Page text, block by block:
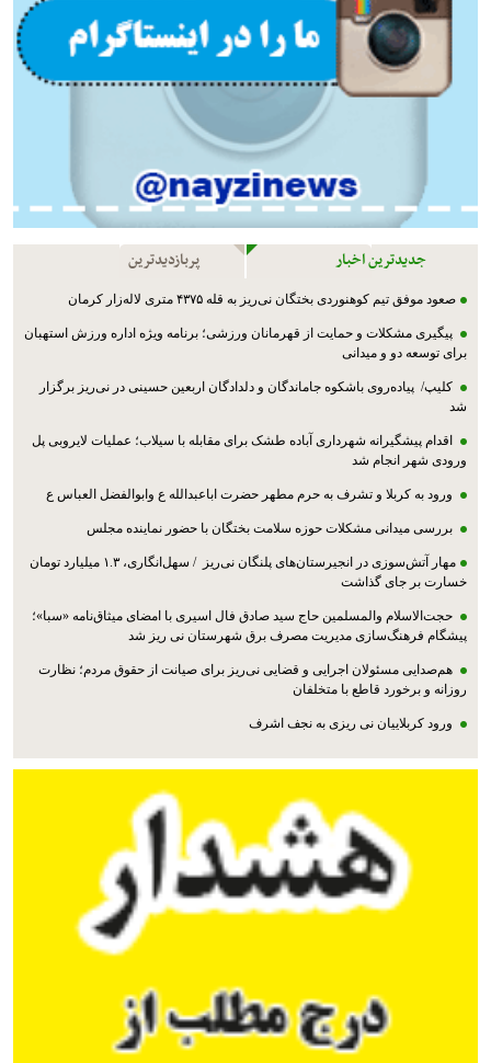
جدیدترین اخبار پربازدیدترین
صعود موفق تیم کوهنوردی بختگان نی‌ریز به قله ۴۳۷۵ متری لاله‌زار کرمان
پیگیری مشکلات و حمایت از قهرمانان ورزشی؛ برنامه ویژه اداره ورزش استهبان
برای توسعه دو و میدانی
کلیپ/ پیاده‌روی باشکوه جاماندگان و دلدادگان اربعین حسینی در نی‌ریز برگزار
شد
اقدام پیشگیرانه شهرداری آباده طشک برای مقابله با سیلاب؛ عملیات لایروبی پل
ورودی شهر انجام شد
ورود به کربلا و تشرف به حرم مطهر حضرت اباعبدالله ع وابوالفضل العباس ع
بررسی میدانی مشکلات حوزه سلامت بختگان با حضور نماینده مجلس
مهار آتش‌سوزی در انجیرستان‌های پلنگان نی‌ریز / سهل‌انگاری، ۱.۳ میلیارد تومان
خسارت بر جای گذاشت
حجت‌الاسلام والمسلمین حاج سید صادق فال اسیری با امضای میثاق‌نامه «سبا»؛
پیشگام فرهنگ‌سازی مدیریت مصرف برق شهرستان نی ریز شد
هم‌صدایی مسئولان اجرایی و قضایی نی‌ریز برای صیانت از حقوق مردم؛ نظارت
روزانه و برخورد قاطع با متخلفان
ورود کربلاییان نی ریزی به نجف اشرف